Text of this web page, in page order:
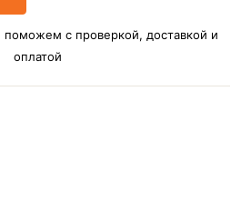
поможем с проверкой, доставкой и
оплатой